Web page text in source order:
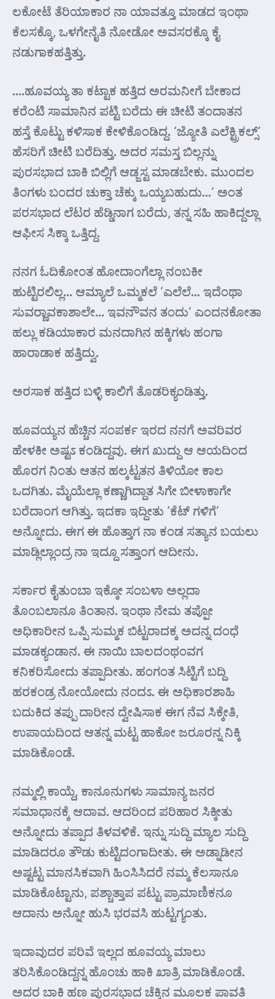
ಲಕೋಟೆ ತೆರಿಯಾಕಾರ ನಾ ಯಾವತ್ತೂ ಮಾಡದ ಇಂಥಾ
ಕೆಲಸಕ್ಕೊ, ಒಳಗೇನೈತಿ ನೋಡೋ ಅವಸರಕ್ಕೊ ಕೈ
ನಡುಗಾಕಹತ್ತಿತ್ತು.
….ಹೂವಯ್ಯ ತಾ ಕಟ್ಟಾಕ ಹತ್ತಿದ ಅರಮನೀಗೆ ಬೇಕಾದ
ಕರೆಂಟಿ ಸಾಮಾನಿನ ಪಟ್ಟಿ ಬರೆದು ಈ ಚೀಟಿ ತಂದಾತನ
ಹಸ್ತೆ ಕೊಟ್ಟು ಕಳಿಸಾಕ ಕೇಳಿಕೊಂಡಿದ್ದ. ‘ಜ್ಯೋತಿ ಎಲೆಕ್ಟ್ರಿಕಲ್ಸ್’
ಹೆಸರಿಗೆ ಚೀಟಿ ಬರೆದಿತ್ತು. ಅದರ ಸಮಸ್ತ ಬಿಲ್ಲನ್ನು
ಪುರಸಭಾದ ಬಾಕಿ ಬಿಲ್ಲಿಗೆ ಆಡ್ಜಸ್ಟ ಮಾಡಬೇಕು. ಮುಂದಲ
ತಿಂಗಳು ಬಂದರ ಚುಕ್ತಾ ಚೆಕ್ಕು ಒಯ್ಯಬಹುದು…’ ಅಂತ
ಪರಸಭಾದ ಲೆಟರ ಹೆಡ್ಡಿನಾಗ ಬರೆದು, ತನ್ನ ಸಹಿ ಹಾಕಿದ್ದಲ್ಲಾ
ಆಫೀಸ ಸಿಕ್ಕಾ ಒತ್ತಿದ್ದ.
ನನಗ ಓದಿಕೋಂತ ಹೋದಾಂಗೆಲ್ಲಾ ನಂಬಕೀ
ಹುಟ್ಟಿರಲಿಲ್ಲ… ಆಮ್ಯಾಲೆ ಒಮ್ಮಕಲೆ ‘ಎಲೆಲೆ… ಇದೆಂಥಾ
ಸುವರ್‍ಣಾವಕಾಶಾಲೇ… ಇವನೌವನ ತಂದು’ ಎಂದನಕೋತಾ
ಹಲ್ಲು ಕಡಿಯಾಕಾರ ಮನದಾಗಿನ ಹಕ್ಕಿಗಳು ಹಂಗಾ
ಹಾರಾಡಾಕ ಹತ್ತಿದ್ವು.
ಅರಸಾಕ ಹತ್ತಿದ ಬಳ್ಳಿ ಕಾಲಿಗೆ ತೊಡರಿಕ್ಯಂಡಿತ್ತು.
ಹೂವಯ್ಯನ ಹೆಚ್ಚಿನ ಸಂಪರ್ಕ ಇರದ ನನಗೆ ಅವರಿವರ
ಹೇಳಕೀ ಅಷ್ಟಽ ಕಂಡಿದ್ದವು. ಈಗ ಖುದ್ದು ಆ ಆಯದಿಂದ
ಹೊರಗ ನಿಂತು ಆತನ ಹಲ್ಕಟ್ಟತನ ತಿಳಿಯೋ ಕಾಲ
ಒದಗಿತು. ಮೈಯೆಲ್ಲಾ ಕಣ್ಣಾಗಿದ್ದಾತ ಸಿಗೇ ಬೀಳಾಕಾಗೇ
ಬರೆದಾಂಗ ಆಗಿತ್ತು. ಇದಕಾ ಇದ್ದೀತು ‘ಕೆಟ್ ಗಳಿಗೆ’
ಅನ್ನೋದು. ಈಗ ಈ ಹೊತ್ತಾಗ ನಾ ಕಂಡ ಸತ್ಯಾನ ಬಯಲು
ಮಾಡ್ಲಿಲ್ಲಾಂದ್ರ ನಾ ಇದ್ದೂ ಸತ್ತಾಂಗ ಆದೀನು.
ಸರ್ಕಾರ ಕೈತುಂಬಾ ಇಕ್ಕೋ ಸಂಬಳಾ ಅಲ್ಲದಾ
ತೊಂಬಲಾನೂ ತಿಂತಾನ. ಇಂಥಾ ನೇಮ ತಪ್ಪೋ
ಅಧಿಕಾರೀನ ಒಪ್ಪಿ ಸುಮ್ಮಕ ಬಿಟ್ಟರಾದಕ್ಕ ಅದನ್ನ ದಂಧೆ
ಮಾಡಕ್ಯಂಡಾನ. ಈ ನಾಯಿ ಬಾಲದಂಥಂವಗ
ಕನಿಕರಿಸೋದು ತಪ್ಪಾದೀತು. ಹಂಗಂತ ಸಿಟ್ಟಿಗೆ ಬದ್ದಿ
ಹರಕಂಡ್ರ ನೋಯೋದು ನಂದಽ. ಈ ಅಧಿಕಾರಶಾಹಿ
ಬದುಕಿದ ತಪ್ಪು ದಾರೀನ ದ್ವೇಷಿಸಾಕ ಈಗ ನೆವ ಸಿಕ್ಕೇತಿ,
ಉಪಾಯದಿಂದ ಆತನ್ನ ಮಟ್ಟ ಹಾಕೋ ಜರೂರನ್ನ ನಿಕ್ಕಿ
ಮಾಡಿಕೊಂಡೆ.
ನಮ್ಮಲ್ಲಿ ಕಾಯ್ದೆ, ಕಾನೂನುಗಳು ಸಾಮಾನ್ಯ ಜನರ
ಸಮಾಧಾನಕ್ಕೆ ಆದಾವ. ಆದರಿಂದ ಪರಿಹಾರ ಸಿಕ್ಕೀತು
ಅನ್ನೋದು ತಪ್ಪಾದ ತಿಳವಳಿಕೆ. ಇನ್ನು ಸುದ್ದಿ ಮ್ಯಾಲ ಸುದ್ದಿ
ಮಾಡಿದರೂ ತೌಡು ಕುಟ್ಟಿದಂಗಾದೀತು. ಈ ಅಡ್ನಾಡೀನ
ಅಷ್ಟಟ್ಟ ಮಾನಸಿಕವಾಗಿ ಹಿಂಸಿಸಿದರೆ ನಮ್ಮ ಕೆಲಸಾನೂ
ಮಾಡಿಕೊಟ್ಟಾನು, ಪಶ್ಚಾತ್ತಾಪ ಪಟ್ಟು ಪ್ರಾಮಾಣಿಕನೂ
ಆದಾನು ಅನ್ನೋ ಹುಸಿ ಭರವಸಿ ಹುಟ್ಟಗ್ಯಂತು.
ಇದಾವುದರ ಪರಿವೆ ಇಲ್ಲದ ಹೂವಯ್ಯ ಮಾಲು
ತರಿಸಿಕೊಂಡಿದ್ದನ್ನ ಹೊಂಚು ಹಾಕಿ ಖಾತ್ರಿ ಮಾಡಿಕೊಂಡೆ.
ಅದರ ಬಾಕಿ ಹಣ ಪುರಸಭಾದ ಚೆಕ್ಕಿನ ಮೂಲಕ ಪಾವತಿ